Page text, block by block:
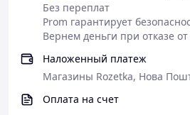
Без переплат
Prom гарантирует
Вернем деньги при отказе
Наложенный платеж
Магазины Rozetka, Нова
Оплата на счет